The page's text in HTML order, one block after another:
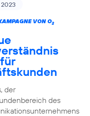
2023
VON O2
für
der
des